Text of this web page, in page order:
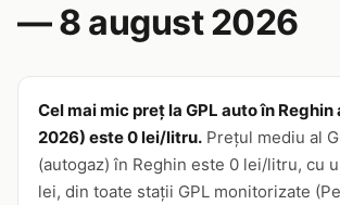
— 8 august 2026
Cel mai mic preț la GPL auto în
2026) este 0 lei/litru. Prețul mediu al
(autogaz) în Reghin este 0 lei/litru, cu
lei, din toate stații GPL monitorizate